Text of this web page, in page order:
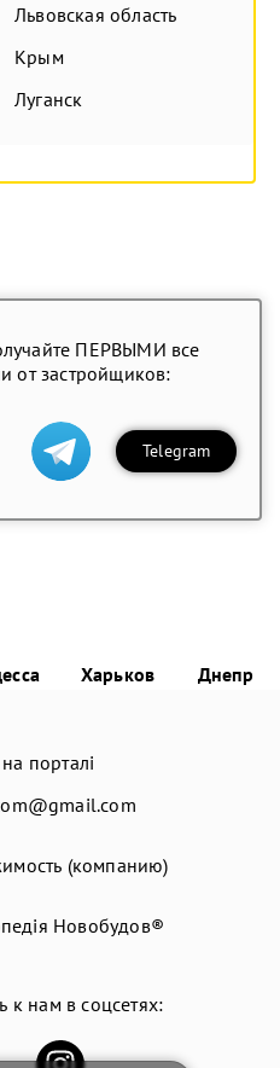
Львовская область
Крым
Луганск
ПЕРВЫМИ все
от застройщиков:
Telegram
Харьков Днепр
порталі
(компанию)
Новобудов®
к нам в соцсетях: